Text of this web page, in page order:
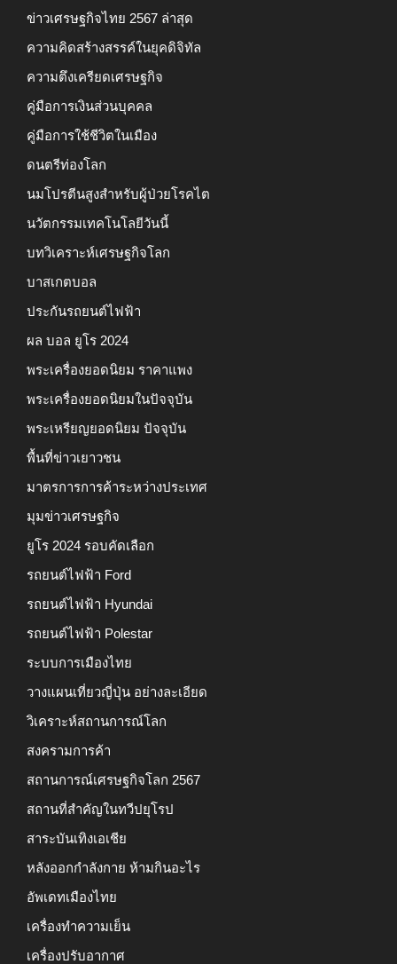
ข่าวเศรษฐกิจไทย 2567 ล่าสุด
ความคิดสร้างสรรค์ในยุคดิจิทัล
ความตึงเครียดเศรษฐกิจ
คู่มือการเงินส่วนบุคคล
คู่มือการใช้ชีวิตในเมือง
ดนตรีท่องโลก
นมโปรตีนสูงสำหรับผู้ป่วยโรคไต
นวัตกรรมเทคโนโลยีวันนี้
บทวิเคราะห์เศรษฐกิจโลก
บาสเกตบอล
ประกันรถยนต์ไฟฟ้า
ผล บอล ยูโร 2024
พระเครื่องยอดนิยม ราคาแพง
พระเครื่องยอดนิยมในปัจจุบัน
พระเหรียญยอดนิยม ปัจจุบัน
พื้นที่ข่าวเยาวชน
มาตรการการค้าระหว่างประเทศ
มุมข่าวเศรษฐกิจ
ยูโร 2024 รอบคัดเลือก
รถยนต์ไฟฟ้า Ford
รถยนต์ไฟฟ้า Hyundai
รถยนต์ไฟฟ้า Polestar
ระบบการเมืองไทย
วางแผนเที่ยวญี่ปุ่น อย่างละเอียด
วิเคราะห์สถานการณ์โลก
สงครามการค้า
สถานการณ์เศรษฐกิจโลก 2567
สถานที่สำคัญในทวีปยุโรป
สาระบันเทิงเอเชีย
หลังออกกําลังกาย ห้ามกินอะไร
อัพเดทเมืองไทย
เครื่องทำความเย็น
เครื่องปรับอากาศ